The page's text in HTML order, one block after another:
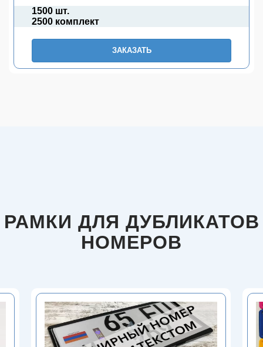
1500 шт.
2500 комплект
ЗАКАЗАТЬ
РАМКИ ДЛЯ ДУБЛИКАТОВ
НОМЕРОВ